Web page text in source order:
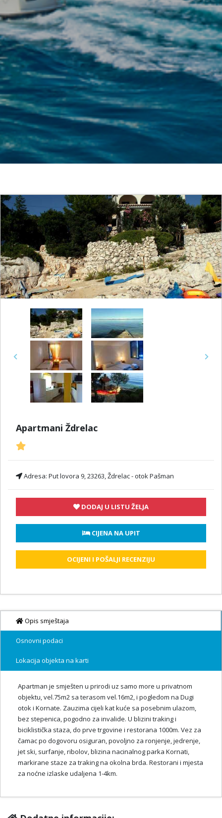
Previous Next
Apartmani Ždrelac
Adresa: Put lovora 9, 23263, Ždrelac - otok Pašman
DODAJ U LISTU ŽELJA
CIJENA NA UPIT
OCIJENI I POŠALJI RECENZIJU
Opis smještaja
Osnovni podaci
Lokacija objekta na karti
Apartman je smješten u prirodi uz samo more u privatnom
objektu, vel.75m2 sa terasom vel.16m2, i pogledom na Dugi
otok i Kornate. Zauzima cijeli kat kuće sa posebnim ulazom,
bez stepenica, pogodno za invalide. U blizini traking i
biciklistička staza, do prve trgovine i restorana 1000m. Vez za
čamac po dogovoru osiguran, povoljno za ronjenje, jedrenje,
jet ski, surfanje, ribolov, blizina nacinalnog parka Kornati,
markirane staze za traking na okolna brda. Restorani i mjesta
za noćne izlaske udaljena 1-4km.